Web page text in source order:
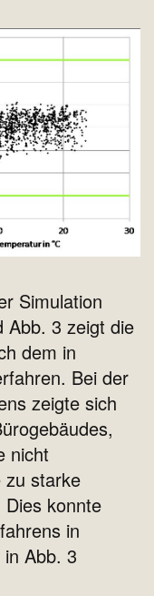
Simulation
Abb. 3 zeigt die
dem in
Bei der
zeigte sich
nicht
zu starke
konnte
in
Abb. 3